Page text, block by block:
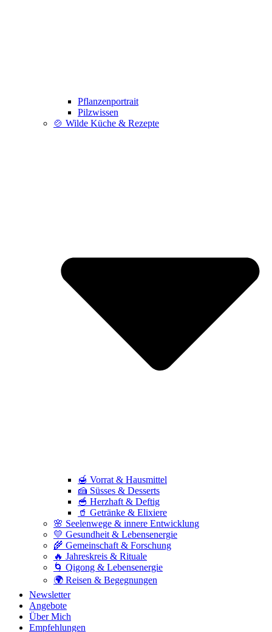
Pflanzenportrait
Pilzwissen
🍲 Wilde Küche & Rezepte
🍯 Vorrat & Hausmittel
🍰 Süsses & Desserts
🥣 Herzhaft & Deftig
🥤 Getränke & Elixiere
🌸 Seelenwege & innere Entwicklung
💛 Gesundheit & Lebensenergie
🌾 Gemeinschaft & Forschung
🔥 Jahreskreis & Rituale
🌀 Qigong & Lebensenergie
🌍 Reisen & Begegnungen
Newsletter
Angebote
Über Mich
Empfehlungen